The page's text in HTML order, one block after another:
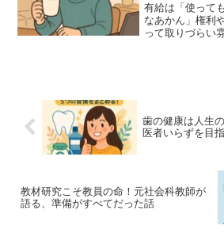
有給は「使って
なあかん」権利
って取りづらい
歯の健康は人生
医者いらずを目
教材研究こそ教員の命！元社会科教師が
語る、準備がすべてだった話